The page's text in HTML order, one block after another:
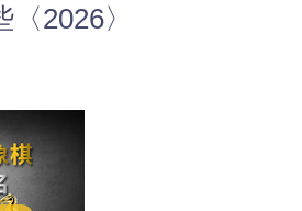
2026〉